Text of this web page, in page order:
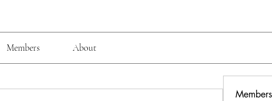
Members About
Members